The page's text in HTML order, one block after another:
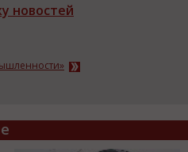
новостей